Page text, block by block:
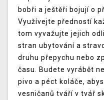
bobři a ještěři bojují o
Využívejte předností
tom vyvažujte jejich
stran ubytování a
druhu přepychu nebo
času. Budete vyrábět
pivo a péct koláče,
vesničanů tváří v tvář